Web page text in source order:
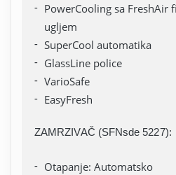
PowerCooling sa FreshAir
ugljem
SuperCool automatika
GlassLine police
VarioSafe
EasyFresh
ZAMRZIVAČ (SFNsde 5227):
Otapanje: Automatsko